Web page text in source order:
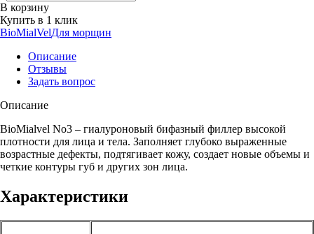
В корзину
Купить в 1 клик
BioMialVelДля морщин
Описание
Отзывы
Задать вопрос
Описание
BioMialvel No3 – гиалуроновый бифазный филлер высокой
плотности для лица и тела. Заполняет глубоко выраженные
возрастные дефекты, подтягивает кожу, создает новые объемы и
четкие контуры губ и других зон лица.
Характеристики